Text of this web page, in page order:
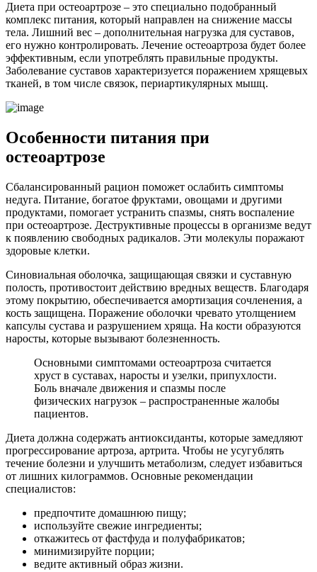
Диета при остеоартрозе – это специально подобранный
комплекс питания, который направлен на снижение массы
тела. Лишний вес – дополнительная нагрузка для суставов,
его нужно контролировать. Лечение остеоартроза будет более
эффективным, если употреблять правильные продукты.
Заболевание суставов характеризуется поражением хрящевых
тканей, в том числе связок, периартикулярных мышц.
Особенности питания при
остеоартрозе
Сбалансированный рацион поможет ослабить симптомы
недуга. Питание, богатое фруктами, овощами и другими
продуктами, помогает устранить спазмы, снять воспаление
при остеоартрозе. Деструктивные процессы в организме ведут
к появлению свободных радикалов. Эти молекулы поражают
здоровые клетки.
Синовиальная оболочка, защищающая связки и суставную
полость, противостоит действию вредных веществ. Благодаря
этому покрытию, обеспечивается амортизация сочленения, а
кость защищена. Поражение оболочки чревато утолщением
капсулы сустава и разрушением хряща. На кости образуются
наросты, которые вызывают болезненность.
Основными симптомами остеоартроза считается
хруст в суставах, наросты и узелки, припухлости.
Боль вначале движения и спазмы после
физических нагрузок – распространенные жалобы
пациентов.
Диета должна содержать антиоксиданты, которые замедляют
прогрессирование артроза, артрита. Чтобы не усугублять
течение болезни и улучшить метаболизм, следует избавиться
от лишних килограммов. Основные рекомендации
специалистов:
предпочтите домашнюю пищу;
используйте свежие ингредиенты;
откажитесь от фастфуда и полуфабрикатов;
минимизируйте порции;
ведите активный образ жизни.